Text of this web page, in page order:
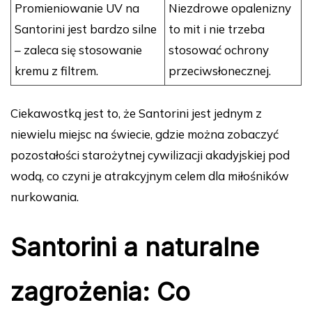
Promieniowanie UV na
Santorini jest bardzo silne
– zaleca się stosowanie
kremu z filtrem.
Niezdrowe opalenizny
to mit i nie trzeba
stosować ochrony
przeciwsłonecznej.
Ciekawostką jest to, że Santorini jest jednym z
niewielu miejsc na świecie, gdzie można zobaczyć
pozostałości starożytnej cywilizacji akadyjskiej pod
wodą, co czyni je atrakcyjnym celem dla miłośników
nurkowania.
Santorini a naturalne
zagrożenia: Co